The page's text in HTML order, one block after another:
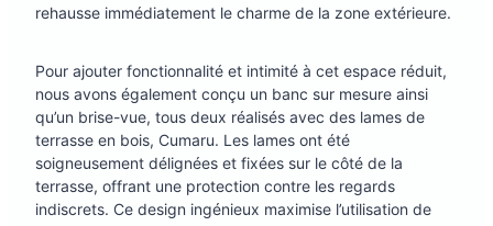
rehausse immédiatement le charme de la zone extérieure.
Pour ajouter fonctionnalité et intimité à cet espace réduit,
nous avons également conçu un banc sur mesure ainsi
qu’un brise-vue, tous deux réalisés avec des lames de
terrasse en bois, Cumaru. Les lames ont été
soigneusement délignées et fixées sur le côté de la
terrasse, offrant une protection contre les regards
indiscrets. Ce design ingénieux maximise l’utilisation de